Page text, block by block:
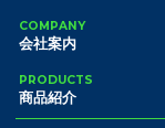
COMPANY
会社案内
PRODUCTS
商品紹介